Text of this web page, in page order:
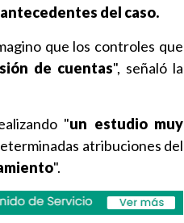
del caso.
que los controles que
de cuentas", señaló la
"un estudio muy
atribuciones del
".